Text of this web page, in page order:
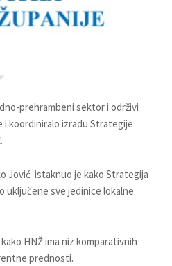
prehrambeni sektor i održivi
koordiniralo izradu Strategije
Jović istaknuo je kako Strategija
uključene sve jedinice lokalne
HNŽ ima niz komparativnih
prednosti.